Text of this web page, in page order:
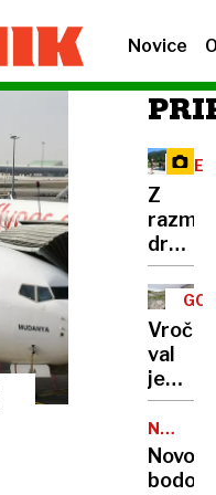
Novice
Z
na
Vršič
leze
vsak,
ki
ozadje
za
val
je
gore,
zaradi
bodo